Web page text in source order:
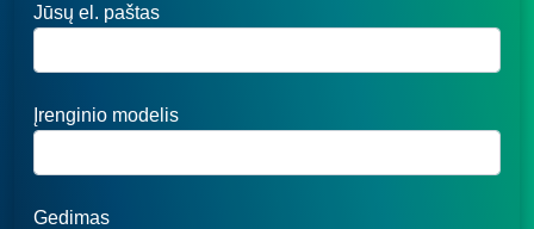
Jūsų el. paštas
Įrenginio modelis
Gedimas